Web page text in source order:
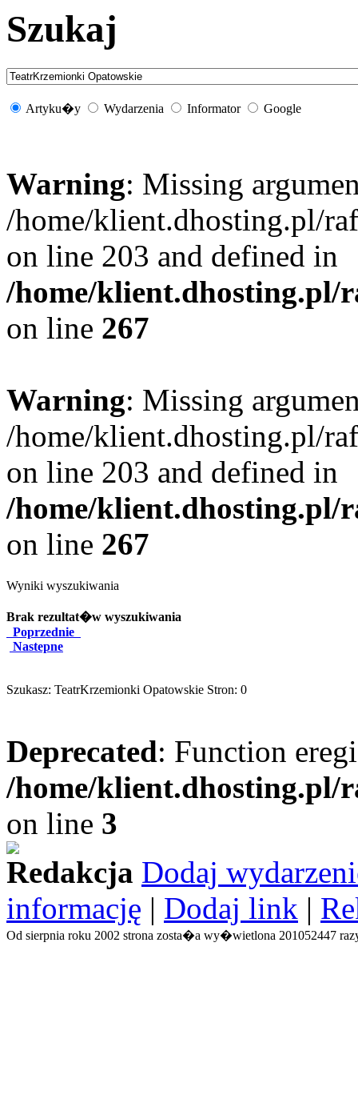
Szukaj
Artyku�y Wydarzenia Informator Google
Warning: Missing
/home/klient.dhosting.pl/
on line 203 and defined in
/home/klient.dhosting.pl/
on line 267
Warning: Missing
/home/klient.dhosting.pl/
on line 203 and defined in
/home/klient.dhosting.pl/
on line 267
Wyniki wyszukiwania
Brak rezultat�w wyszukiwania
Poprzednie
Nastepne
Szukasz: TeatrKrzemionki Opatowskie Stron: 0
Deprecated: Function
/home/
on line 3
Redakcja Dodaj
informację | Dodaj link |
Od sierpnia roku 2002 strona zosta�a wy�wietlona 201052447